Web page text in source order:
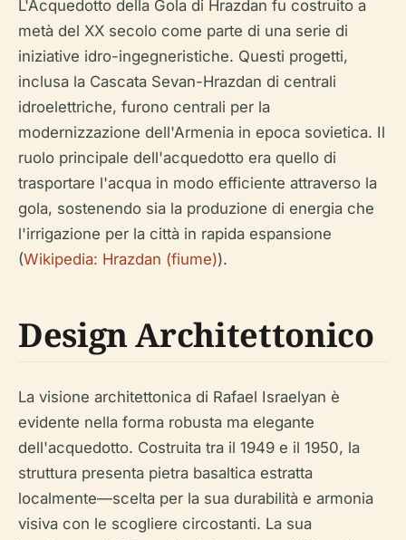
L'Acquedotto della Gola di Hrazdan fu costruito a
metà del XX secolo come parte di una serie di
iniziative idro-ingegneristiche. Questi progetti,
inclusa la Cascata Sevan-Hrazdan di centrali
idroelettriche, furono centrali per la
modernizzazione dell'Armenia in epoca sovietica. Il
ruolo principale dell'acquedotto era quello di
trasportare l'acqua in modo efficiente attraverso la
gola, sostenendo sia la produzione di energia che
l'irrigazione per la città in rapida espansione
(Wikipedia: Hrazdan (fiume)).
Design Architettonico
La visione architettonica di Rafael Israelyan è
evidente nella forma robusta ma elegante
dell'acquedotto. Costruita tra il 1949 e il 1950, la
struttura presenta pietra basaltica estratta
localmente—scelta per la sua durabilità e armonia
visiva con le scogliere circostanti. La sua